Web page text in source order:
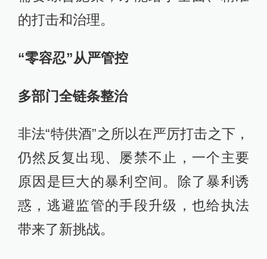
的打击和治理。
“零容忍”从严管控
多部门全链条整治
非法“特供酒”之所以在严厉打击之下，
仍然反复出现、屡禁不止，一个主要
原因是巨大的暴利空间。除了暴利诱
惑，逃避监管的手段升级，也给执法
带来了新挑战。